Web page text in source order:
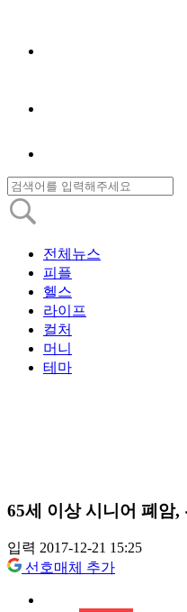
전체뉴스
피플
헬스
라이프
컬처
머니
테마
65세 이상 시니어 폐암
입력 2017-12-21 15:25
선호매체 추가